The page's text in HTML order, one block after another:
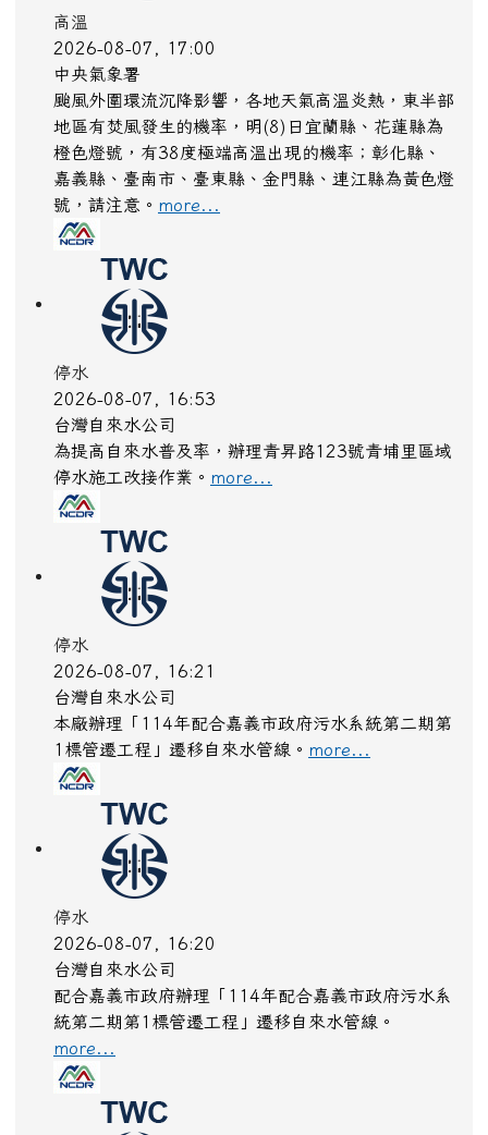
高溫
2026-08-07, 17:00
中央氣象署
颱風外圍環流沉降影響，各地天氣高溫炎熱，東半部
地區有焚風發生的機率，明(8)日宜蘭縣、花蓮縣為
橙色燈號，有38度極端高溫出現的機率；彰化縣、
嘉義縣、臺南市、臺東縣、金門縣、連江縣為黃色燈
號，請注意。
高溫
2026-08-07, 17:00
中央氣象署
颱風外圍環流沉降影響，各地天氣高溫炎熱，東半部
地區有焚風發生的機率，明(8)日宜蘭縣、花蓮縣為
橙色燈號，有38度極端高溫出現的機率；彰化縣、
嘉義縣、臺南市、臺東縣、金門縣、連江縣為黃色燈
號，請注意。more...
停水
2026-08-07, 16:53
台灣自來水公司
為提高自來水普及率，辦理青昇路123號青埔里區域
停水施工改接作業。
2026-08-07, 16:21
台灣自來水公司
本廠辦理「114年配合嘉義市政府污水系統第二期第